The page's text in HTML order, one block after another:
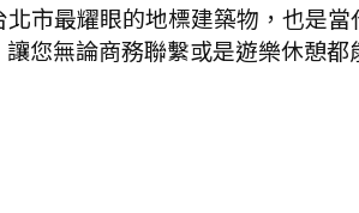
市最耀眼的地標建築物，也是
您無論商務聯繫或是遊樂休憩都